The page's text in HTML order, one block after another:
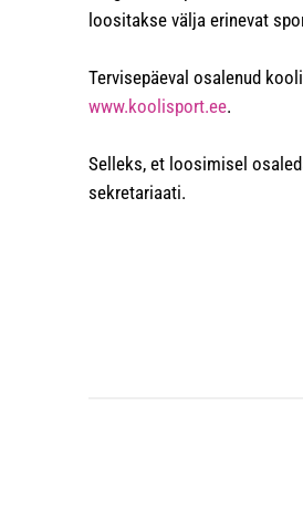
loositakse välja erinevat
Tervisepäeval osalenud
www.koolisport.ee.
Selleks, et loosimisel
sekretariaati.